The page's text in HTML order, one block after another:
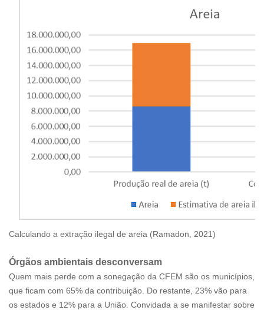
Calculando a extração ilegal de areia (Ramadon, 2021)
Órgãos ambientais desconversam
Quem mais perde com a sonegação da CFEM são os municípios,
que ficam com 65% da contribuição. Do restante, 23% vão para
os estados e 12% para a União. Convidada a se manifestar sobre